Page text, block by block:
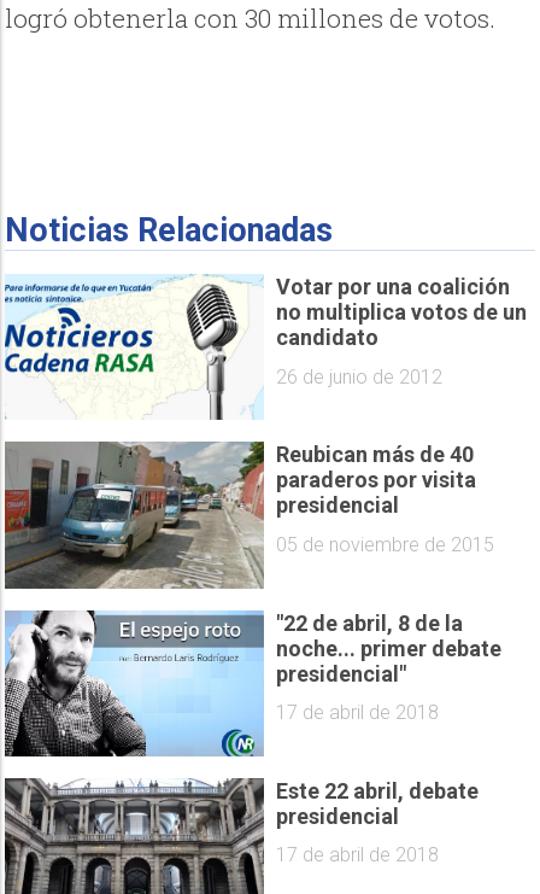
logró obtenerla con 30 millones de votos.
Noticias Relacionadas
Votar por una coalición
no multiplica votos de un
candidato
26 de junio de 2012
Reubican más de 40
paraderos por visita
presidencial
05 de noviembre de 2015
"22 de abril, 8 de la
noche... primer debate
presidencial"
17 de abril de 2018
Este 22 abril, debate
presidencial
17 de abril de 2018